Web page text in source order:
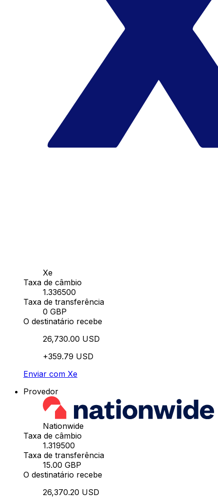
Xe
Taxa de câmbio
1.336500
Taxa de transferência
0 GBP
O destinatário recebe
26,730.00 USD
+359.79 USD
Enviar com Xe
Provedor
Nationwide
Taxa de câmbio
1.319500
Taxa de transferência
15.00 GBP
O destinatário recebe
26,370.20 USD